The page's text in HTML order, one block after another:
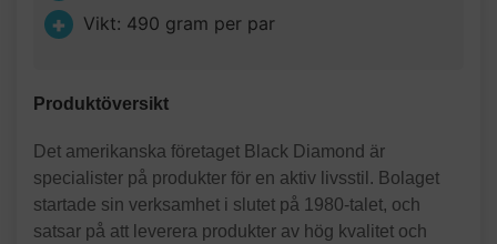
Vikt: 490 gram per par
Produktöversikt
Det amerikanska företaget Black Diamond är
specialister på produkter för en aktiv livsstil. Bolaget
startade sin verksamhet i slutet på 1980-talet, och
satsar på att leverera produkter av hög kvalitet och